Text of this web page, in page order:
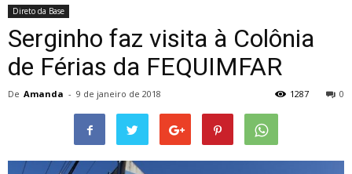
Direto da Base
Serginho faz visita à Colônia
de Férias da FEQUIMFAR
De Amanda - 9 de janeiro de 2018 0
1287